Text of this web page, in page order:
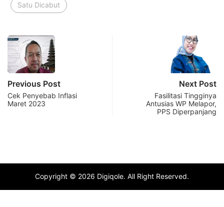
Satu Dicabut
Previous Post
Cek Penyebab Inflasi
Maret 2023
Next Post
Fasilitasi Tingginya
Antusias WP Melapor,
PPS Diperpanjang
Copyright © 2026 Digiqole. All Right Reserved.